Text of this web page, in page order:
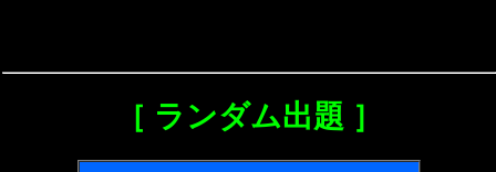
［ ランダム出題 ］